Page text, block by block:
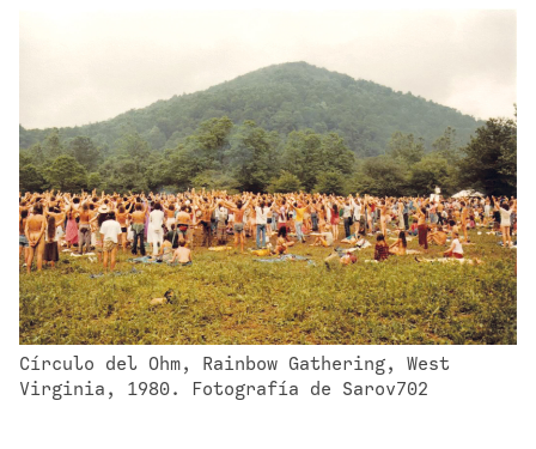
Círculo del Ohm, Rainbow Gathering, West
Virginia, 1980. Fotografía de Sarov702